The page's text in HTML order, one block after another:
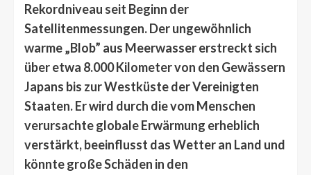
Rekordniveau seit Beginn der
Satellitenmessungen. Der ungewöhnlich
warme „Blob” aus Meerwasser erstreckt sich
über etwa 8.000 Kilometer von den Gewässern
Japans bis zur Westküste der Vereinigten
Staaten. Er wird durch die vom Menschen
verursachte globale Erwärmung erheblich
verstärkt, beeinflusst das Wetter an Land und
könnte große Schäden in den